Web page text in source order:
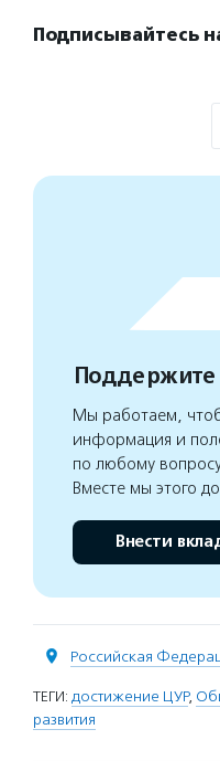
Подписывайтесь
Мы работаем,
информация и
по любому
Вместе мы этого
Внести
Российская
ТЕГИ: достижение ЦУР,
развития